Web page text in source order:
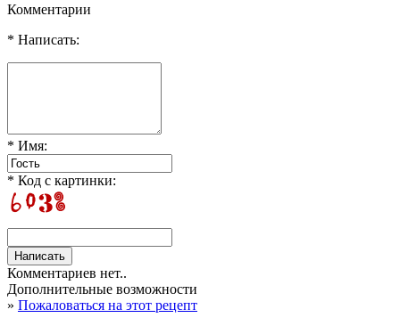
Комментарии
* Написать:
* Имя:
* Код с картинки:
Комментариев нет..
Дополнительные возможности
» Пожаловаться на этот рецепт